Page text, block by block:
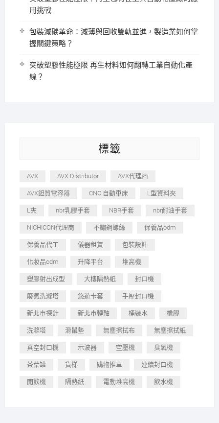
用挑戰
包裝減碳革命：減薄與回收雙軌並進，製造業如何掌
握關鍵策略？
突破塑膠性能極限 再生材料如何翻轉工業自動化產
線？
標籤
AVX AVX Distributor AVX代理商
AVX鉭質電容器 CNC 自動車床 L型資料夾
L夾 nbr乳膠手套 NBR手套 nbr耐油手套
NICHICON代理商 不鏽鋼螺絲 保養品odm
保養品代工 儀器租賃 包裝設計
化妝品odm 升降平台 堆高機
塑膠射出成型 大樓隔熱紙 封口機
廢氣洗滌塔 悠遊卡套 手壓封口機
新北市探針 新北市轉軸 桶裝水 橡膠
洗滌塔 滑鼠墊 無塵擦拭布 無塵擦拭紙
真空封口機 示波器 空壓機 臭氧機
茶葉罐 貨梯 購物推車 連續封口機
開飲機 隔熱紙 電動堆高機 飲水機